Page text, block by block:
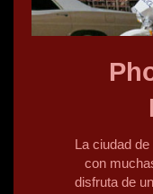
La ciudad
con
disfruta de